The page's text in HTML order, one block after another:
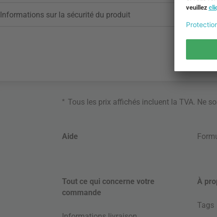
Informations sur la sécurité du produit
* Tous les prix affichés incluent la TVA. Ne
Aide
Tout ce qui concerne votre
commande
À
Tags